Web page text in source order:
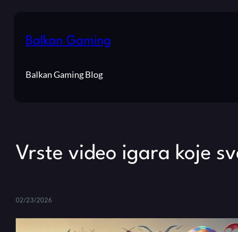
Balkan Gaming
Balkan Gaming Blog
Vrste video igara koje
02/23/2026